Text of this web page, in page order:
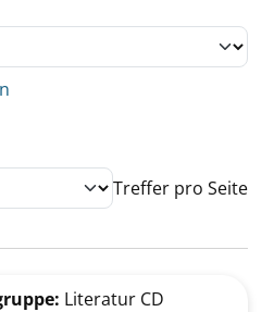
Treffer pro Seite
Literatur CD